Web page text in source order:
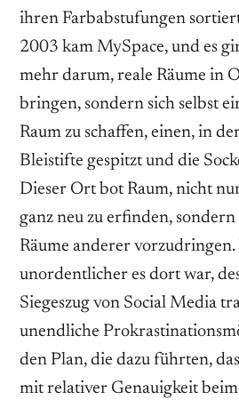
ihren Farbabstufungen
2003 kam MySpace, und es
mehr darum, reale Räume in
bringen, sondern sich selbst
Raum zu schaffen, einen, in
Bleistifte gespitzt und die
Dieser Ort bot Raum, nicht
ganz neu zu erfinden,
Räume anderer vorzudringen.
unordentlicher es dort war,
Siegeszug von Social Media
unendliche
den Plan, die dazu führten,
mit relativer Genauigkeit